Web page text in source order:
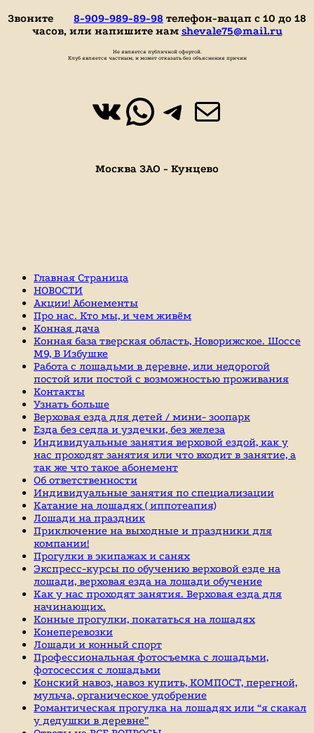
Звоните 8-909-989-89-98 телефон-вацап с 10 до 18
часов, или напишите нам shevale75@mail.ru
Не является публичной офертой.
Клуб является частным, и может отказать без объяснения причин
ВКонтакте
WhatsApp
https://
Почта
Москва ЗАО - Кунцево
Главная Страница
НОВОСТИ
Акции! Абонементы
Про нас. Кто мы, и чем живём
Конная дача
Конная база тверская область, Новорижское. Шоссе
М9, В Избушке
Работа с лошадьми в деревне, или недорогой
постой или постой с возможностью проживания
Контакты
Узнать больше
Верховая езда для детей / мини- зоопарк
Езда без седла и уздечки, без железа
Индивидуальные занятия верховой ездой, как у
нас проходят занятия или что входит в занятие, а
так же что такое абонемент
Об ответственности
Индивидуальные занятия по специализации
Катание на лошадях ( иппотеапия)
Лошади на праздник
Приключение на выходные и праздники для
компании!
Прогулки в экипажах и санях
Экспресс-курсы по обучению верховой езде на
лошади, верховая езда на лошади обучение
Как у нас проходят занятия. Верховая езда для
начинающих.
Конные прогулки, покататься на лошадях
Конеперевозки
Лошади и конный спорт
Профессиональная фотосъемка с лошадьми,
фотосессия с лошадьми
Конский навоз, навоз купить, КОМПОСТ, перегной,
мульча, органическое удобрение
Романтическая прогулка на лошадях или “я скакал
у дедушки в деревне”